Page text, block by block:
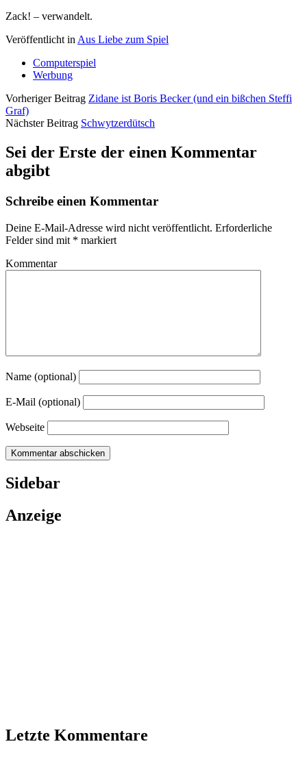
Zack! – verwandelt.
Veröffentlicht inAus Liebe zum Spiel
Computerspiel
Werbung
Vorheriger Beitrag Zidane ist Boris Becker (und ein bißchen Steffi
Graf)
Nächster Beitrag Schwytzerdütsch
Sei der Erste der einen Kommentar
abgibt
Schreibe einen Kommentar
Deine E-Mail-Adresse wird nicht veröffentlicht. Erforderliche
Felder sind mit * markiert
Kommentar
Name (optional)
E-Mail (optional)
Webseite
Sidebar
Anzeige
Letzte Kommentare